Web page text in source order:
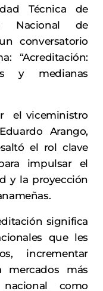
Técnica de
Nacional de
conversatorio
“Acreditación:
y medianas
el viceministro
Arango,
el rol clave
impulsar el
y la proyección
significa
que les
incrementar
mercados más
como